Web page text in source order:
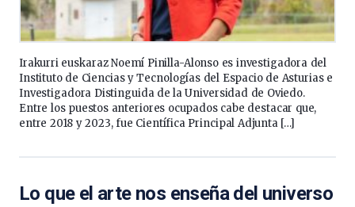
Irakurri euskaraz Noemí Pinilla-Alonso es investigadora del
Instituto de Ciencias y Tecnologías del Espacio de Asturias e
Investigadora Distinguida de la Universidad de Oviedo.
Entre los puestos anteriores ocupados cabe destacar que,
entre 2018 y 2023, fue Científica Principal Adjunta […]
Lo que el arte nos enseña del universo